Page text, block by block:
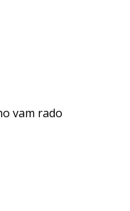
vam rado